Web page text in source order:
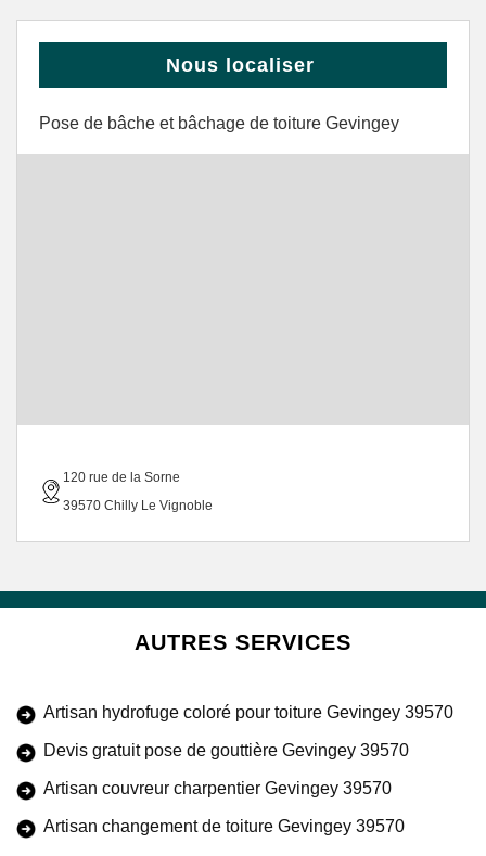
Nous localiser
Pose de bâche et bâchage de toiture Gevingey
120 rue de la Sorne
39570 Chilly Le Vignoble
AUTRES SERVICES
Artisan hydrofuge coloré pour toiture Gevingey 39570
Devis gratuit pose de gouttière Gevingey 39570
Artisan couvreur charpentier Gevingey 39570
Artisan changement de toiture Gevingey 39570